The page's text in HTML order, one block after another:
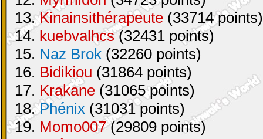
13.Kinainsithérapeute (33714 points)
14. kuebvalhcs(32431 points)
15. Naz Brok (32260 points)
16. Bidikiou (31864 points)
17. Krakane (31065 points)
18.Phénix (31031 points)
19. Momo007(29809 points)